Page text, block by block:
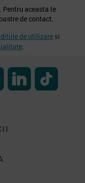
Pentru aceasta te
de contact.
de utilizare si
InstagramLinkedIn